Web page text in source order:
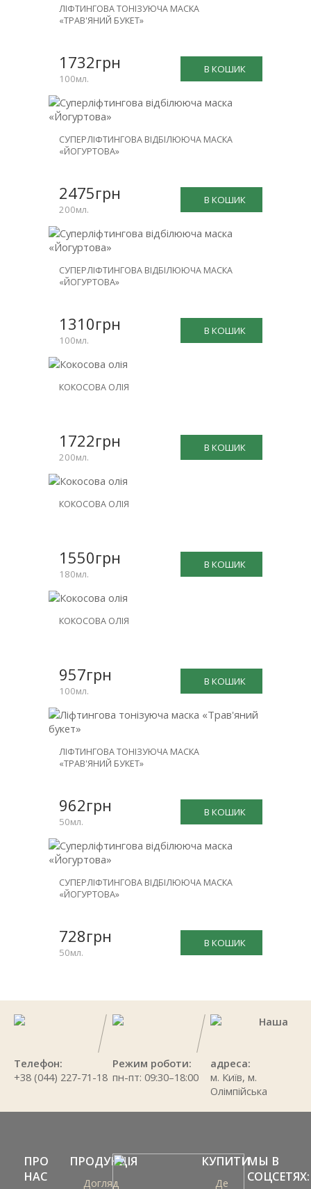
ЛІФТИНГОВА ТОНІЗУЮЧА МАСКА
«ТРАВ'ЯНИЙ БУКЕТ»
В КОШИК
1732грн
100мл.
СУПЕРЛІФТИНГОВА ВІДБІЛЮЮЧА МАСКА
«ЙОГУРТОВА»
В КОШИК
2475грн
200мл.
СУПЕРЛІФТИНГОВА ВІДБІЛЮЮЧА МАСКА
«ЙОГУРТОВА»
В КОШИК
1310грн
100мл.
КОКОСОВА ОЛІЯ
В КОШИК
1722грн
200мл.
КОКОСОВА ОЛІЯ
В КОШИК
1550грн
180мл.
КОКОСОВА ОЛІЯ
В КОШИК
957грн
100мл.
ЛІФТИНГОВА ТОНІЗУЮЧА МАСКА
«ТРАВ'ЯНИЙ БУКЕТ»
В КОШИК
962грн
50мл.
СУПЕРЛІФТИНГОВА ВІДБІЛЮЮЧА МАСКА
«ЙОГУРТОВА»
В КОШИК
728грн
50мл.
Телефон:
+38 (044) 227-71-18
Режим роботи:
пн-пт: 09:30–18:00
Наша
адреса:
м. Київ, м.
Олімпійська
ПРО
НАС
ПРОДУКЦІЯ
Догляд
КУПИТИ
Де
МЫ В
СОЦСЕТЯХ: